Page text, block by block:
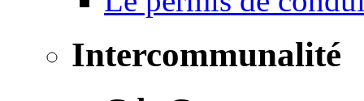
Intercommunalité